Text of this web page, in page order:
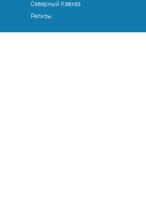
Северный Кавказ
Релизы